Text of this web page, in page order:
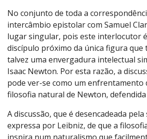
No conjunto de toda a
intercâmbio epistolar com Samuel
lugar singular, pois este interlocutor
discípulo próximo da única figura que
talvez uma envergadura intelectual
Isaac Newton. Por esta razão, a
pode ver-se como um enfrentamento
filosofia natural de Newton,
A discussão, que é desencadeada
expressa por Leibniz, de que a